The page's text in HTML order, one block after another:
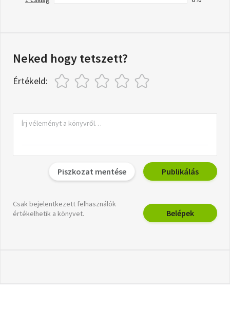
Neked hogy tetszett?
Értékeld:
Piszkozat mentése Publikálás
Csak bejelentkezett felhasználók
értékelhetik a könyvet.
Belépek